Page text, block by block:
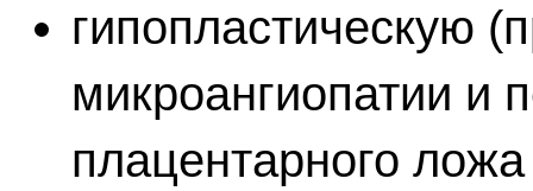
гипопластическую
микроангиопатии и
плацентарного